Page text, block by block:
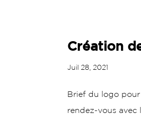
Création
Juil 28, 2021
Brief du logo
rendez-vous avec